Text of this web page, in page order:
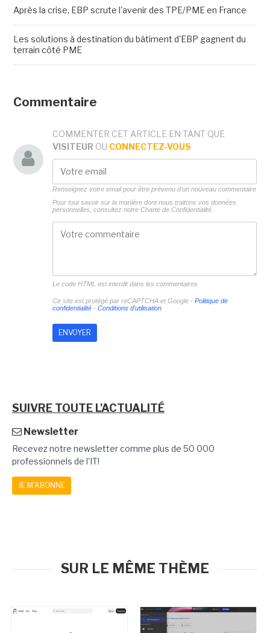
Après la crise, EBP scrute l'avenir des TPE/PME en France
Les solutions à destination du bâtiment d'EBP gagnent du
terrain côté PME
Commentaire
COMMENTER CET ARTICLE EN TANT QUE
VISITEUR OU CONNECTEZ-VOUS
Renseignez votre email pour être prévenu d'un nouveau commentaire
Pour tout savoir sur la manière dont nous traitons vos données
personnelles, consultez notre Charte de Confidentialité.
Le code HTML est interdit dans les commentaires
Ce site est protégé par reCAPTCHA et Google - Politique de
confidentialité- Conditions d'utilisation
SUIVRE TOUTE L'ACTUALITÉ
Newsletter
Recevez notre newsletter comme plus de 50 000
professionnels de l'IT!
JE M'ABONNE
SUR LE MÊME THÈME